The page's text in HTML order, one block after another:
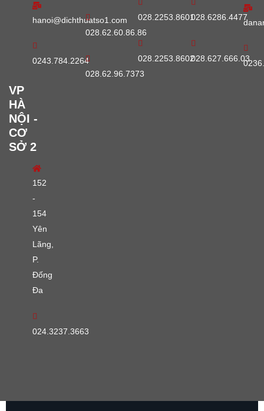
hanoi@dichthuatso1.com
0243.784.2264
VP
HÀ
NỘI -
CƠ
SỞ 2
152
-
154
Yên
Lãng,
P.
Đống
Đa
024.3237.3663
028.62.60.86.86
028.62.96.7373
028.2253.8601
028.2253.8602
028.6286.4477
028.627.666.03